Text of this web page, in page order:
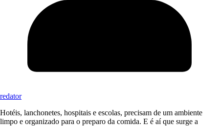
redator
Hotéis, lanchonetes, hospitais e escolas, precisam de um ambiente
limpo e organizado para o preparo da comida. E é aí que surge a